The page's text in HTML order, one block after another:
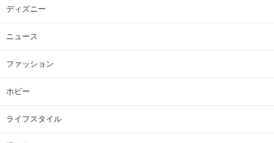
ディズニー
ニュース
ファッション
ホビー
ライフスタイル